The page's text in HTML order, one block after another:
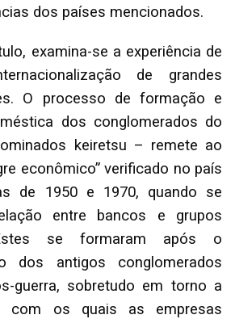
dos países mencionados.
examina-se a experiência de
de grandes
O processo de formação e
dos conglomerados do
keiretsu – remete ao
econômico” verificado no país
de 1950 e 1970, quando se
entre bancos e grupos
se formaram após o
dos antigos conglomerados
guerra, sobretudo em torno a
com os quais as empresas